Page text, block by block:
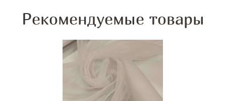
Рекомендуемые товары